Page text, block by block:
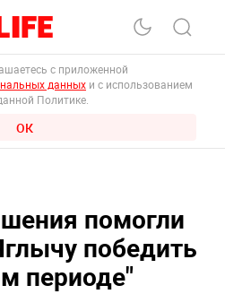
с приложенной
данных и с использованием
Политике.
ОК
помогли
победить
периоде"